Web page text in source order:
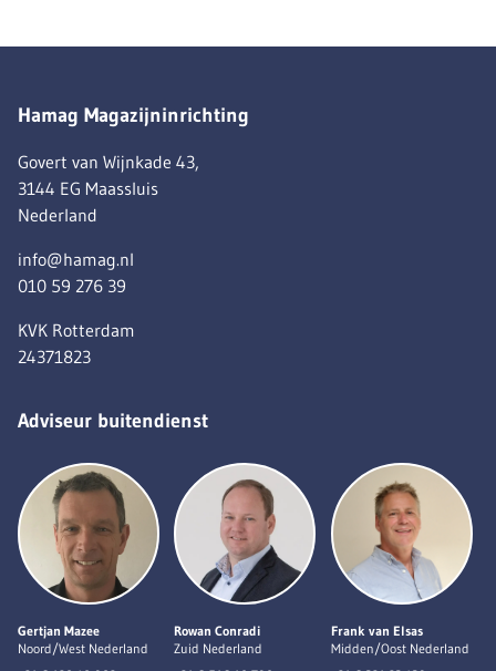
Hamag Magazijninrichting
Govert van Wijnkade 43,
3144 EG Maassluis
Nederland
info@hamag.nl
010 59 276 39
KVK Rotterdam
24371823
Adviseur buitendienst
Gertjan Mazee
Noord/West Nederland
Rowan Conradi
Zuid Nederland
Frank van Elsas
Midden/Oost Nederland